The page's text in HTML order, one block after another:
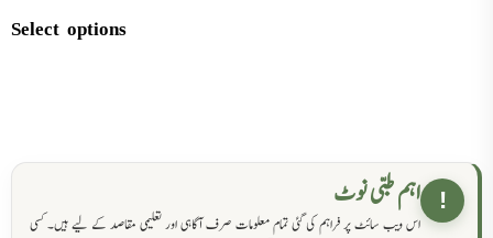
Select options
! اہم طبی نوٹ
اس ویب سائٹ پر فراہم کی گئی تمام معلومات صرف آگاہی اور تعلیمی مقاصد کے لیے ہیں۔ کسی